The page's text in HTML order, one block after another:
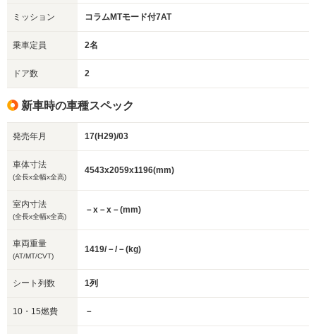
ミッション コラムMTモード付7AT
乗車定員 2名
ドア数 2
新車時の車種スペック
発売年月 17(H29)/03
車体寸法
(全長x全幅x全高)
4543x2059x1196(mm)
室内寸法
(全長x全幅x全高)
－x－x－(mm)
車両重量
(AT/MT/CVT)
1419/－/－(kg)
シート列数 1列
10・15燃費 －